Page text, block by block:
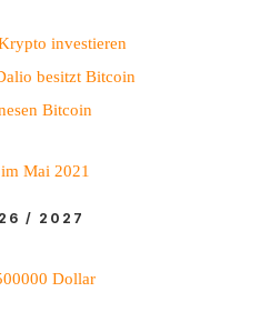
investieren
besitzt Bitcoin
Bitcoin
Mai 2021
/ 2027
Dollar